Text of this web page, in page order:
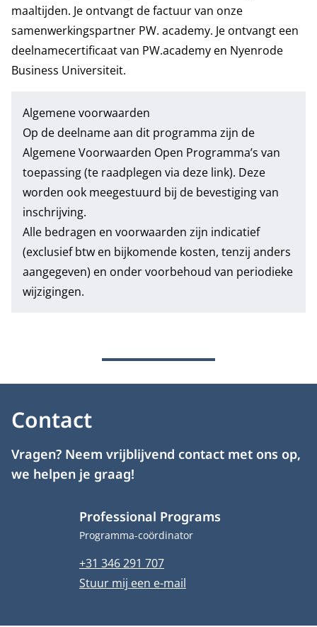
maaltijden. Je ontvangt de factuur van onze
samenwerkingspartner PW. academy. Je ontvangt een
deelnamecertificaat van PW.academy en Nyenrode
Business Universiteit.
Algemene voorwaarden
Op de deelname aan dit programma zijn de
Algemene Voorwaarden Open Programma’s van
toepassing (te raadplegen via deze link). Deze
worden ook meegestuurd bij de bevestiging van
inschrijving.
Alle bedragen en voorwaarden zijn indicatief
(exclusief btw en bijkomende kosten, tenzij anders
aangegeven) en onder voorbehoud van periodieke
wijzigingen.
Contact
Vragen? Neem vrijblijvend contact met ons op,
we helpen je graag!
Professional Programs
Functietitel
Programma-coördinator
Telefoonnummer
+31 346 291 707
E-mailadres
Stuur mij een e-mail